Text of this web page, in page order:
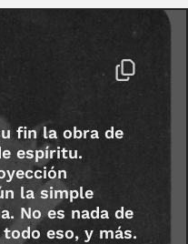
fin la obra de
espíritu.
la simple
No es nada de
eso, y más.